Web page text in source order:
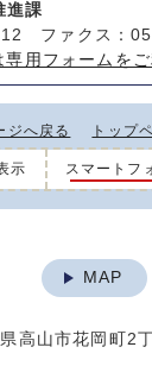
課
ファクス：
用フォームをご
ジへ戻る トップ
示 スマートフ
MAP
高山市花岡町